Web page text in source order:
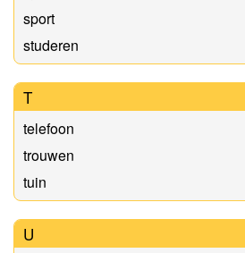
sport
studeren
T
telefoon
trouwen
tuin
U